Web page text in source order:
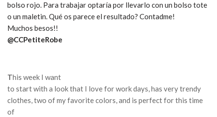
bolso rojo. Para trabajar optaría por llevarlo con un bolso tote
o un maletin. Qué os parece el resultado? Contadme!
Muchos besos!!
@CCPetiteRobe
This week I want
to start with a look that I love for work days, has very trendy
clothes, two of my favorite colors, and is perfect for this time
of